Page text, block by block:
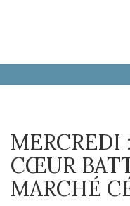
MERCREDI
CŒUR
MARCHÉ